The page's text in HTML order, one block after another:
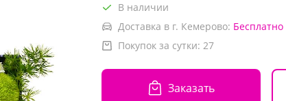
В наличии
Доставка в г. Кемерово: Бесплатно
Покупок за сутки: 27
Заказать